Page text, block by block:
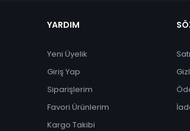
YARDIM
Yeni Üyelik
Giriş Yap
Siparişlerim
Favori Ürünlerim
Kargo Takibi